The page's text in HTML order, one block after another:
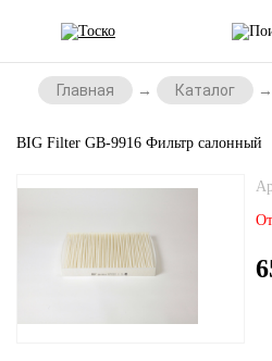
Главная Каталог
BIG Filter GB-9916 Фильтр салонный